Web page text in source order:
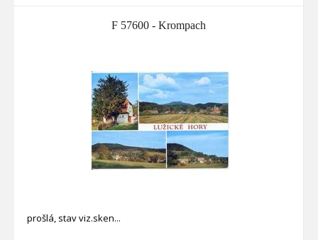
F 57600 - Krompach
prošlá, stav viz.sken